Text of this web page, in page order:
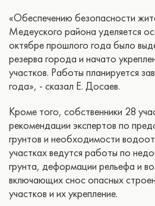
«Обеспечению безопасности
Медеуского района уделяется
октябре прошлого года было
резерва города и начато
участков. Работы планируется
года», - сказал Е. Досаев.
Кроме того, собственники 28
рекомендации экспертов по
грунтов и необходимости
участках ведутся работы по
грунта, деформации рельефа и
включающих снос опасных
участков и их укрепление.